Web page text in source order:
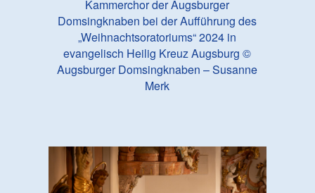
Kammerchor der Augsburger
Domsingknaben bei der Aufführung des
„Weihnachtsoratoriums“ 2024 in
evangelisch Heilig Kreuz Augsburg ©
Augsburger Domsingknaben – Susanne
Merk